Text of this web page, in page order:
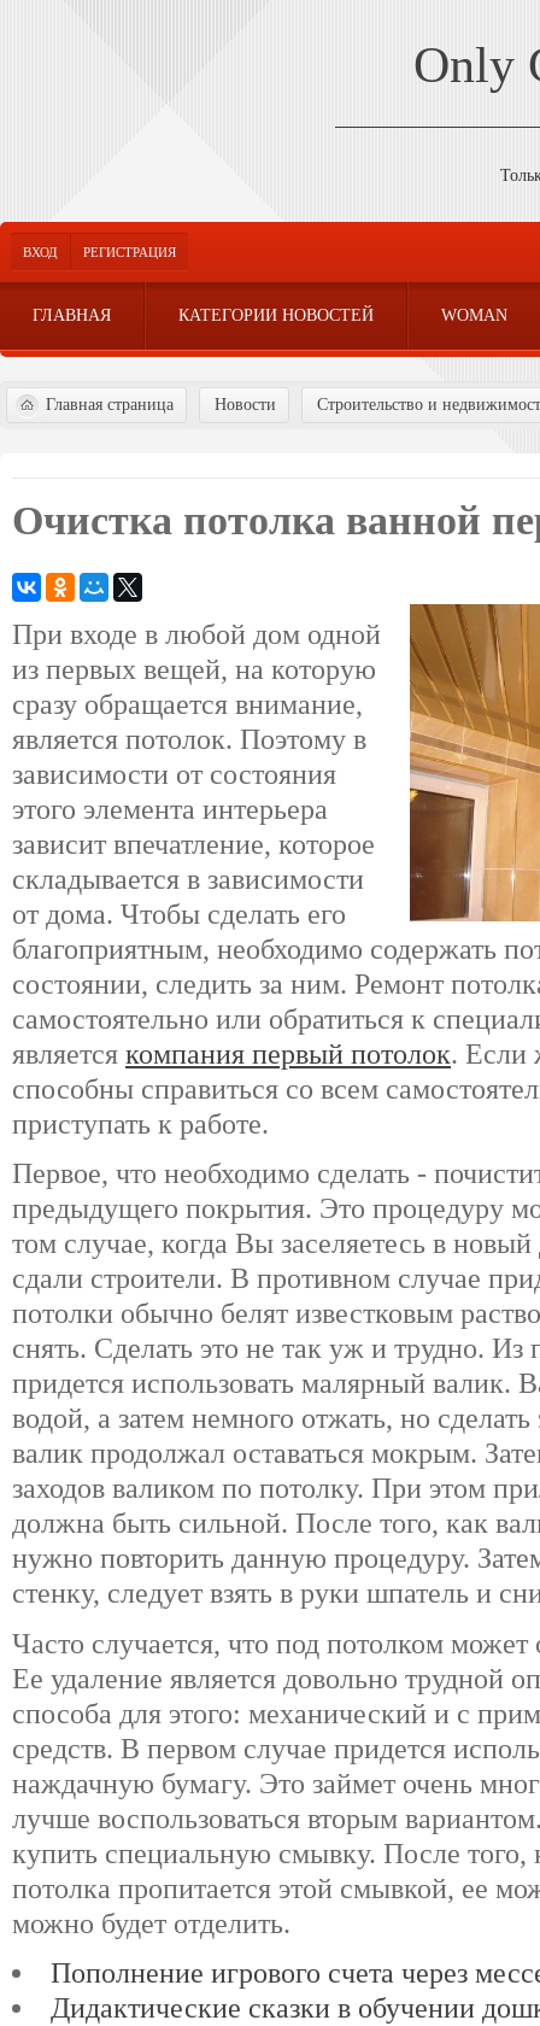
Only
ВХОД РЕГИСТРАЦИЯ
ГЛАВНАЯ КАТЕГОРИИ НОВОСТЕЙ WOMAN
Главная страница Новости Строительство и
Очистка потолка ванной
При входе в любой дом одной
из первых вещей, на которую
сразу обращается внимание,
является потолок. Поэтому в
зависимости от состояния
этого элемента интерьера
зависит впечатление, которое
складывается в зависимости
от дома. Чтобы сделать его
благоприятным, необходимо содержать
состоянии, следить за ним. Ремонт
самостоятельно или обратиться к
является компания первый потолок. Если
способны справиться со всем
приступать к работе.
Первое, что необходимо сделать -
предыдущего покрытия. Это процедуру
том случае, когда Вы заселяетесь в
сдали строители. В противном случае
потолки обычно белят известковым
снять. Сделать это не так уж и трудно. Из
придется использовать малярный валик.
водой, а затем немного отжать, но
валик продолжал оставаться мокрым.
заходов валиком по потолку. При этом
должна быть сильной. После того, как
нужно повторить данную процедуру.
стенку, следует взять в руки шпатель и
Часто случается, что под потолком может
Ее удаление является довольно трудной
способа для этого: механический и с
средств. В первом случае придется
наждачную бумагу. Это займет очень
лучше воспользоваться вторым
купить специальную смывку. После того,
потолка пропитается этой смывкой, ее
можно будет отделить.
Пополнение игрового счета через
Дидактические сказки в обучении